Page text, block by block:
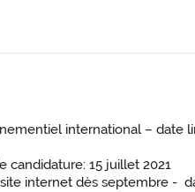
international – date
15 juillet 2021
internet dès septembre -